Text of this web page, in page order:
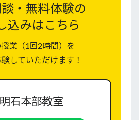
・無料体験の
込みはこちら
業（1回2時間）を
していただけます！
石本部教室